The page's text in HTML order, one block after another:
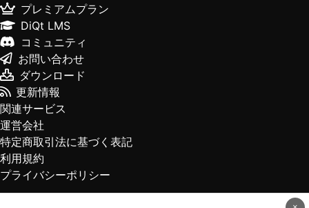
プレミアムプラン
DiQt LMS
コミュニティ
お問い合わせ
ダウンロード
更新情報
関連サービス
運営会社
特定商取引法に基づく表記
利用規約
プライバシーポリシー